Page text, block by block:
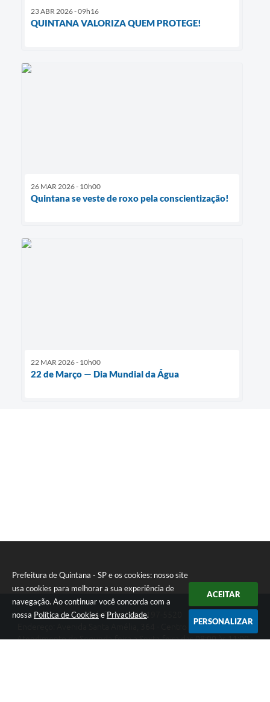
Prefeitura de Quintana - SP e os cookies: nosso site
usa cookies para melhorar a sua experiência de
navegação. Ao continuar você concorda com a
nossa Política de Cookies e Privacidade.
ACEITAR
PERSONALIZAR
23 ABR 2026 - 09h16
QUINTANA VALORIZA QUEM PROTEGE!
26 MAR 2026 - 10h00
Quintana se veste de roxo pela conscientização!
22 MAR 2026 - 10h00
22 de Março — Dia Mundial da Água
Telefone: (14) 3197-5520
Endereço: Avenida Santa Amélia, 364 - Centro | CEP: 17670-003
Atendimento de Segunda-feira a Sexta-feira das 08:00 às 11:00 -